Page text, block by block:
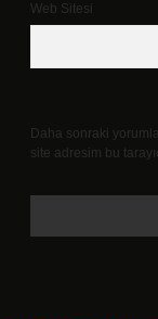
Web Sitesi
Daha sonraki
site adresim bu